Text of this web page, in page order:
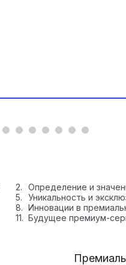
Определение и
Уникальность и
Инновации в
Будущее премиум-